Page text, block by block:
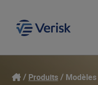
Notre objectif
Ouverture de
Produits